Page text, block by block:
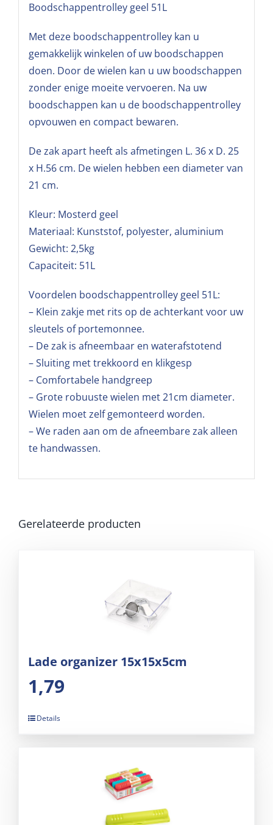
Boodschappentrolley geel 51L
Met deze boodschappentrolley kan u
gemakkelijk winkelen of uw boodschappen
doen. Door de wielen kan u uw boodschappen
zonder enige moeite vervoeren. Na uw
boodschappen kan u de boodschappentrolley
opvouwen en compact bewaren.
De zak apart heeft als afmetingen L. 36 x D. 25
x H.56 cm. De wielen hebben een diameter van
21 cm.
Kleur: Mosterd geel
Materiaal: Kunststof, polyester, aluminium
Gewicht: 2,5kg
Capaciteit: 51L
Voordelen boodschappentrolley geel 51L:
– Klein zakje met rits op de achterkant voor uw
sleutels of portemonnee.
– De zak is afneembaar en waterafstotend
– Sluiting met trekkoord en klikgesp
– Comfortabele handgreep
– Grote robuuste wielen met 21cm diameter.
Wielen moet zelf gemonteerd worden.
– We raden aan om de afneembare zak alleen
te handwassen.
Gerelateerde producten
Lade organizer 15x15x5cm
1,79
Details